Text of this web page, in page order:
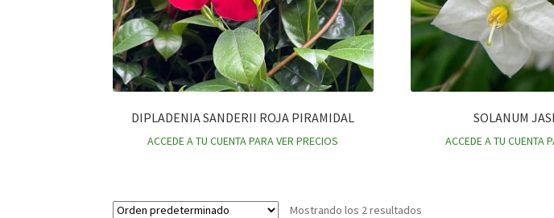
DIPLADENIA SANDERII ROJA PIRAMIDAL
ACCEDE A TU CUENTA PARA VER PRECIOS
SOLANUM
ACCEDE A TU CUENTA
Mostrando los 2 resultados